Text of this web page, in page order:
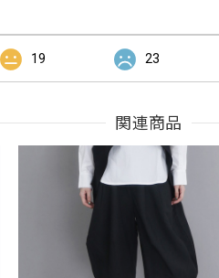
19 23
関連商品